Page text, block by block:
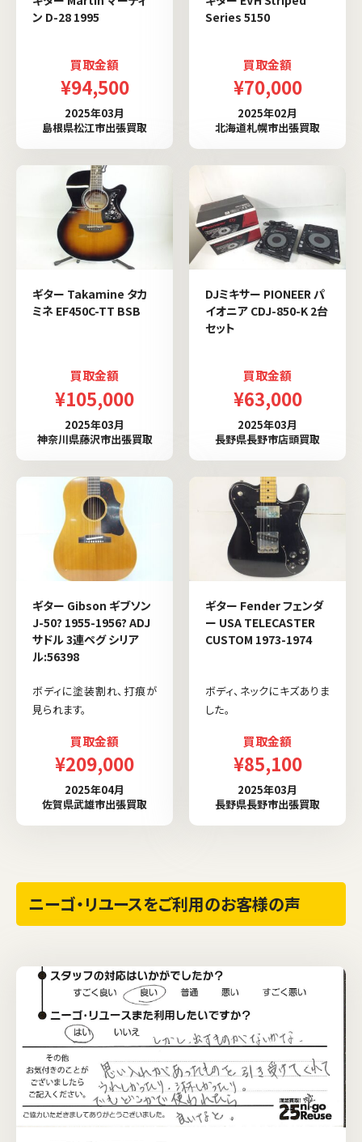
ン D-28 1995
買取金額
¥94,500
2025年03月
島根県松江市出張買取
Series 5150
買取金額
¥70,000
2025年02月
北海道札幌市出張買取
ギター Takamine タカ
ミネ EF450C-TT BSB
買取金額
¥105,000
2025年03月
神奈川県藤沢市出張買取
DJミキサー PIONEER パ
イオニア CDJ-850-K 2台
セット
買取金額
¥63,000
2025年03月
長野県長野市店頭買取
ギター Gibson ギブソン
J-50? 1955-1956? ADJ
サドル 3連ペグ シリア
ル:56398
ボディに塗装割れ、打痕が
見られます。
買取金額
¥209,000
2025年04月
佐賀県武雄市出張買取
ギター Fender フェンダ
ー USA TELECASTER
CUSTOM 1973-1974
ボディ、ネックにキズありま
した。
買取金額
¥85,100
2025年03月
長野県長野市出張買取
ニーゴ・リユースをご利用のお客様の声